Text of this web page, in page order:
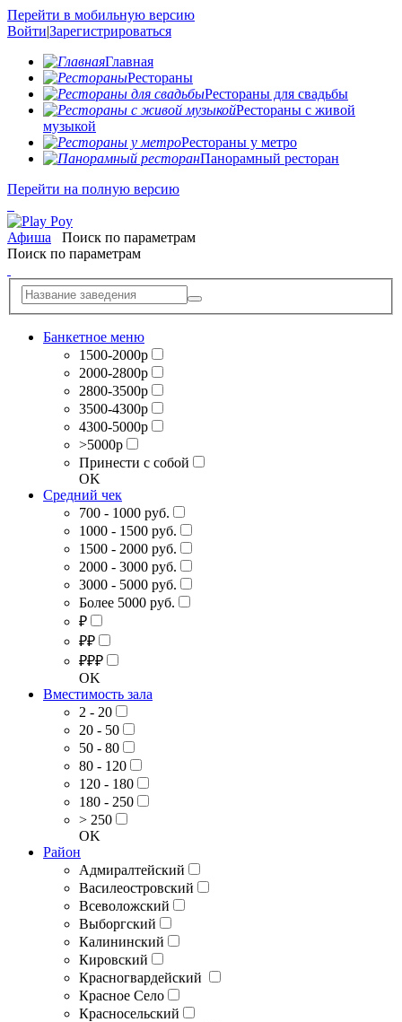
Перейти в мобильную версию
Войти|Зарегистрироваться
Главная
Рестораны
Рестораны для свадьбы
Рестораны с живой
музыкой
Рестораны у метро
Панорамный ресторан
Перейти на полную версию
Афиша
Поиск по параметрам
Поиск по параметрам
Банкетное меню
1500-2000р
2000-2800р
2800-3500р
3500-4300р
4300-5000р
>5000р
Принести с собой
OK
Средний чек
700 - 1000 руб.
1000 - 1500 руб.
1500 - 2000 руб.
2000 - 3000 руб.
3000 - 5000 руб.
Более 5000 руб.
₽
₽₽
₽₽₽
OK
Вместимость зала
2 - 20
20 - 50
50 - 80
80 - 120
120 - 180
180 - 250
> 250
OK
Район
Адмиралтейский
Василеостровский
Всеволожский
Выборгский
Калининский
Кировский
Красногвардейский
Красное Село
Красносельский